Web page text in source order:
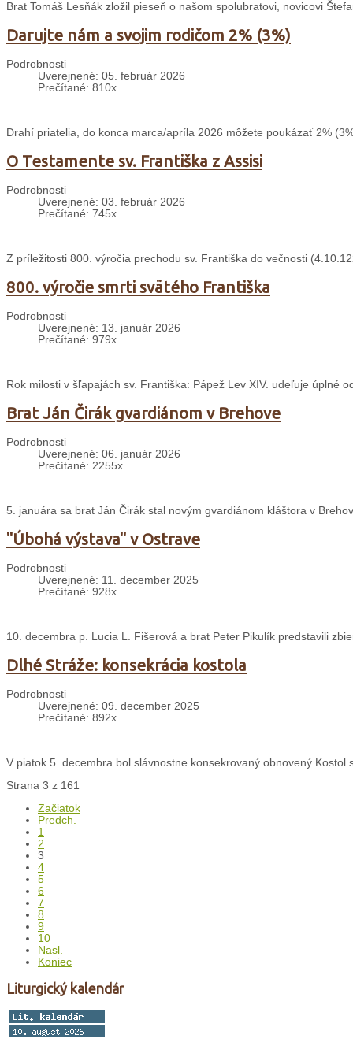
Brat Tomáš Lesňák zložil pieseň o našom spolubratovi, novicovi
Darujte nám a svojim rodičom 2% (3%)
Podrobnosti
Uverejnené: 05. február 2026
Prečítané: 810x
Drahí priatelia, do konca marca/apríla 2026 môžete poukázať 2%
O Testamente sv. Františka z Assisi
Podrobnosti
Uverejnené: 03. február 2026
Prečítané: 745x
Z príležitosti 800. výročia prechodu sv. Františka do večnosti
800. výročie smrti svätého Františka
Podrobnosti
Uverejnené: 13. január 2026
Prečítané: 979x
Rok milosti v šľapajách sv. Františka: Pápež Lev XIV. udeľuje úplné
Brat Ján Čirák gvardiánom v Brehove
Podrobnosti
Uverejnené: 06. január 2026
Prečítané: 2255x
5. januára sa brat Ján Čirák stal novým gvardiánom kláštora v
"Úbohá výstava" v Ostrave
Podrobnosti
Uverejnené: 11. december 2025
Prečítané: 928x
10. decembra p. Lucia L. Fišerová a brat Peter Pikulík predstavili
Dlhé Stráže: konsekrácia kostola
Podrobnosti
Uverejnené: 09. december 2025
Prečítané: 892x
V piatok 5. decembra bol slávnostne konsekrovaný obnovený Kostol
Strana 3 z 161
Začiatok
Predch.
1
2
3
4
5
6
7
8
9
10
Nasl.
Koniec
Liturgický kalendár